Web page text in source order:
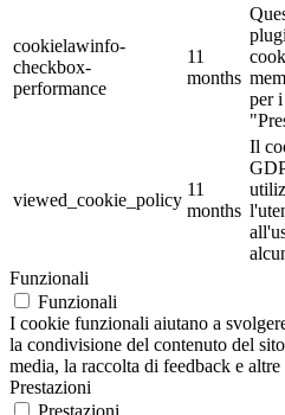
cookielawinfo-
checkbox-
performance
11
months
per
viewed_cookie_policy
11
months
Il
Funzionali
Funzionali
I cookie funzionali aiutano a
la condivisione del contenuto del
media, la raccolta di feedback e
Prestazioni